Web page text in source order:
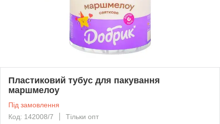
Пластиковий тубус для пакування
маршмелоу
Під замовлення
Код: 142008/7
Тільки опт